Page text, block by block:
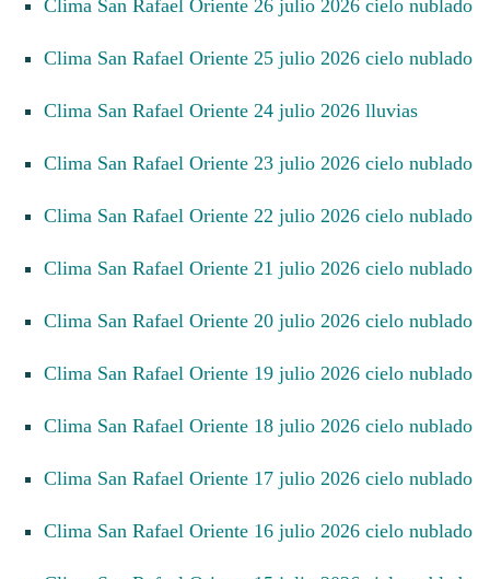
Clima San Rafael Oriente 26 julio 2026 cielo nublado
Clima San Rafael Oriente 25 julio 2026 cielo nublado
Clima San Rafael Oriente 24 julio 2026 lluvias
Clima San Rafael Oriente 23 julio 2026 cielo nublado
Clima San Rafael Oriente 22 julio 2026 cielo nublado
Clima San Rafael Oriente 21 julio 2026 cielo nublado
Clima San Rafael Oriente 20 julio 2026 cielo nublado
Clima San Rafael Oriente 19 julio 2026 cielo nublado
Clima San Rafael Oriente 18 julio 2026 cielo nublado
Clima San Rafael Oriente 17 julio 2026 cielo nublado
Clima San Rafael Oriente 16 julio 2026 cielo nublado